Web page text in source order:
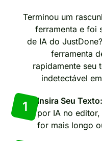
Terminou um
ferramenta e foi
de IA do
ferramenta
rapidamente seu
indetectável
1 Insira Seu Texto:
por IA no
for mais longo